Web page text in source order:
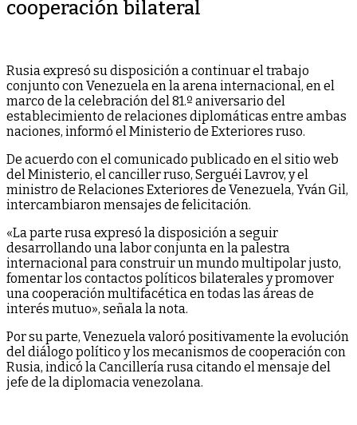
cooperación bilateral
Rusia expresó su disposición a continuar el trabajo
conjunto con Venezuela en la arena internacional, en el
marco de la celebración del 81.º aniversario del
establecimiento de relaciones diplomáticas entre ambas
naciones, informó el Ministerio de Exteriores ruso.
De acuerdo con el comunicado publicado en el sitio web
del Ministerio, el canciller ruso, Serguéi Lavrov, y el
ministro de Relaciones Exteriores de Venezuela, Yván Gil,
intercambiaron mensajes de felicitación.
«La parte rusa expresó la disposición a seguir
desarrollando una labor conjunta en la palestra
internacional para construir un mundo multipolar justo,
fomentar los contactos políticos bilaterales y promover
una cooperación multifacética en todas las áreas de
interés mutuo», señala la nota.
Por su parte, Venezuela valoró positivamente la evolución
del diálogo político y los mecanismos de cooperación con
Rusia, indicó la Cancillería rusa citando el mensaje del
jefe de la diplomacia venezolana.